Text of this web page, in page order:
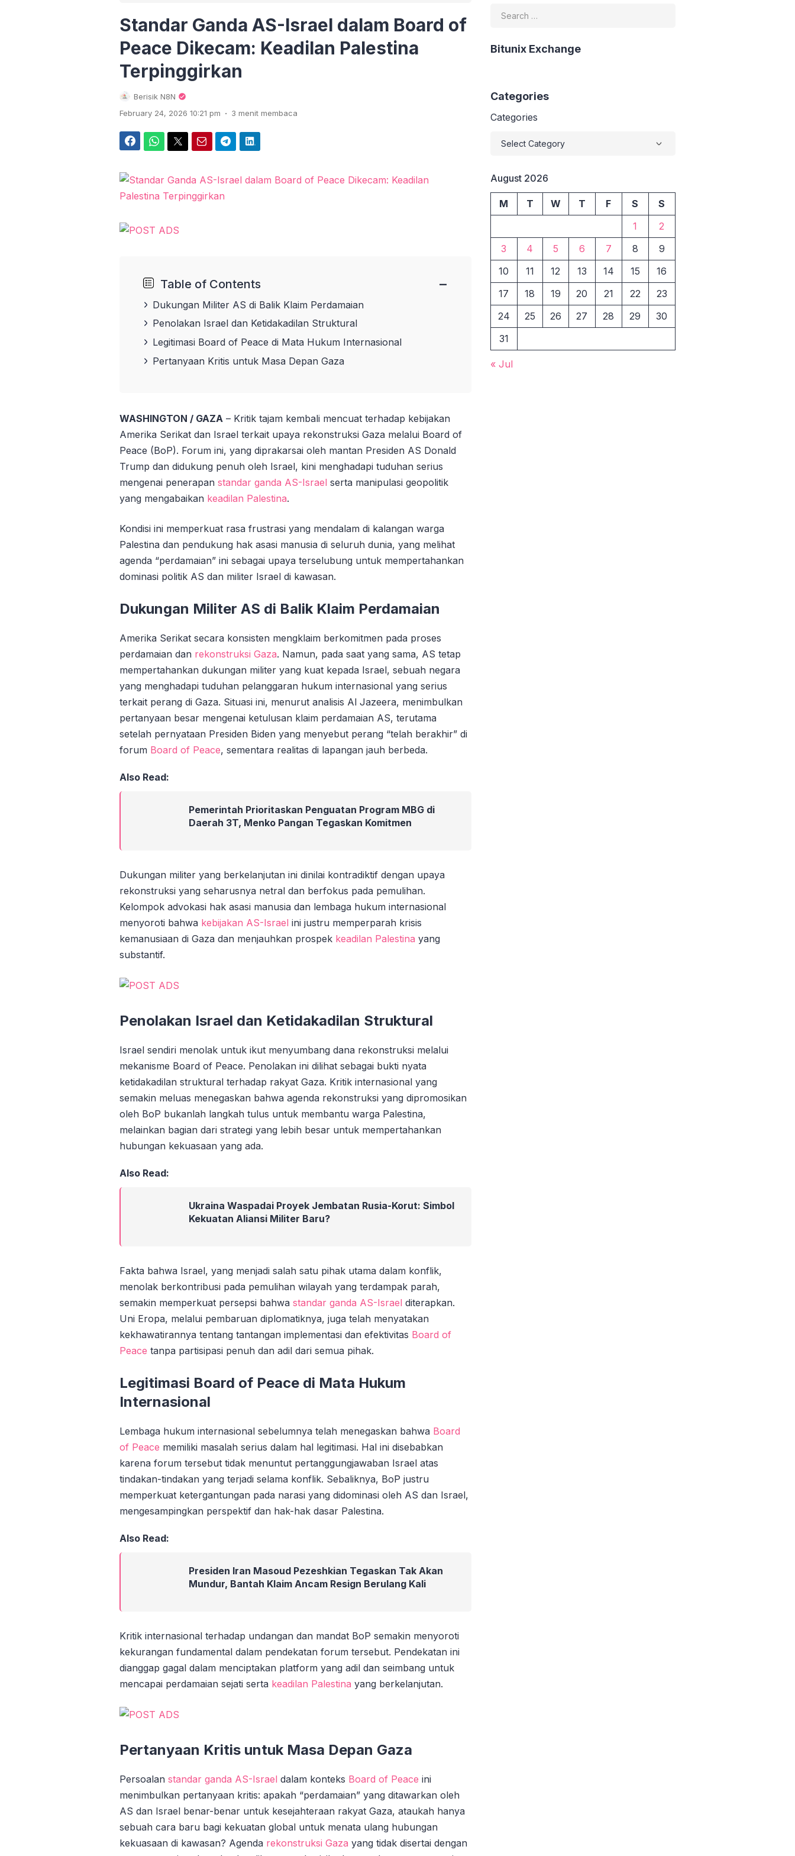
Standar Ganda AS-Israel dalam Board of
Peace Dikecam: Keadilan Palestina
Terpinggirkan
Berisik N8N
February 24, 2026 10:21 pm . 3 menit membaca
Table of Contents −
Dukungan Militer AS di Balik Klaim Perdamaian
Penolakan Israel dan Ketidakadilan Struktural
Legitimasi Board of Peace di Mata Hukum Internasional
Pertanyaan Kritis untuk Masa Depan Gaza
WASHINGTON / GAZA – Kritik tajam kembali mencuat terhadap kebijakan
Amerika Serikat dan Israel terkait upaya rekonstruksi Gaza melalui Board of
Peace (BoP). Forum ini, yang diprakarsai oleh mantan Presiden AS Donald
Trump dan didukung penuh oleh Israel, kini menghadapi tuduhan serius
mengenai penerapan standar ganda AS-Israel serta manipulasi geopolitik
yang mengabaikan keadilan Palestina.
Kondisi ini memperkuat rasa frustrasi yang mendalam di kalangan warga
Palestina dan pendukung hak asasi manusia di seluruh dunia, yang melihat
agenda “perdamaian” ini sebagai upaya terselubung untuk mempertahankan
dominasi politik AS dan militer Israel di kawasan.
Dukungan Militer AS di Balik Klaim Perdamaian
Amerika Serikat secara konsisten mengklaim berkomitmen pada proses
perdamaian dan rekonstruksi Gaza. Namun, pada saat yang sama, AS tetap
mempertahankan dukungan militer yang kuat kepada Israel, sebuah negara
yang menghadapi tuduhan pelanggaran hukum internasional yang serius
terkait perang di Gaza. Situasi ini, menurut analisis Al Jazeera, menimbulkan
pertanyaan besar mengenai ketulusan klaim perdamaian AS, terutama
setelah pernyataan Presiden Biden yang menyebut perang “telah berakhir” di
forum Board of Peace, sementara realitas di lapangan jauh berbeda.
Also Read:
Pemerintah Prioritaskan Penguatan Program MBG di
Daerah 3T, Menko Pangan Tegaskan Komitmen
Dukungan militer yang berkelanjutan ini dinilai kontradiktif dengan upaya
rekonstruksi yang seharusnya netral dan berfokus pada pemulihan.
Kelompok advokasi hak asasi manusia dan lembaga hukum internasional
menyoroti bahwa kebijakan AS-Israel ini justru memperparah krisis
kemanusiaan di Gaza dan menjauhkan prospek keadilan Palestina yang
substantif.
Penolakan Israel dan Ketidakadilan Struktural
Israel sendiri menolak untuk ikut menyumbang dana rekonstruksi melalui
mekanisme Board of Peace. Penolakan ini dilihat sebagai bukti nyata
ketidakadilan struktural terhadap rakyat Gaza. Kritik internasional yang
semakin meluas menegaskan bahwa agenda rekonstruksi yang dipromosikan
oleh BoP bukanlah langkah tulus untuk membantu warga Palestina,
melainkan bagian dari strategi yang lebih besar untuk mempertahankan
hubungan kekuasaan yang ada.
Also Read:
Ukraina Waspadai Proyek Jembatan Rusia-Korut: Simbol
Kekuatan Aliansi Militer Baru?
Fakta bahwa Israel, yang menjadi salah satu pihak utama dalam konflik,
menolak berkontribusi pada pemulihan wilayah yang terdampak parah,
semakin memperkuat persepsi bahwa standar ganda AS-Israel diterapkan.
Uni Eropa, melalui pembaruan diplomatiknya, juga telah menyatakan
kekhawatirannya tentang tantangan implementasi dan efektivitas Board of
Peace tanpa partisipasi penuh dan adil dari semua pihak.
Legitimasi Board of Peace di Mata Hukum
Internasional
Lembaga hukum internasional sebelumnya telah menegaskan bahwa Board
of Peace memiliki masalah serius dalam hal legitimasi. Hal ini disebabkan
karena forum tersebut tidak menuntut pertanggungjawaban Israel atas
tindakan-tindakan yang terjadi selama konflik. Sebaliknya, BoP justru
memperkuat ketergantungan pada narasi yang didominasi oleh AS dan Israel,
mengesampingkan perspektif dan hak-hak dasar Palestina.
Also Read:
Presiden Iran Masoud Pezeshkian Tegaskan Tak Akan
Mundur, Bantah Klaim Ancam Resign Berulang Kali
Kritik internasional terhadap undangan dan mandat BoP semakin menyoroti
kekurangan fundamental dalam pendekatan forum tersebut. Pendekatan ini
dianggap gagal dalam menciptakan platform yang adil dan seimbang untuk
mencapai perdamaian sejati serta keadilan Palestina yang berkelanjutan.
Pertanyaan Kritis untuk Masa Depan Gaza
Persoalan standar ganda AS-Israel dalam konteks Board of Peace ini
menimbulkan pertanyaan kritis: apakah “perdamaian” yang ditawarkan oleh
AS dan Israel benar-benar untuk kesejahteraan rakyat Gaza, ataukah hanya
sebuah cara baru bagi kekuatan global untuk menata ulang hubungan
kekuasaan di kawasan? Agenda rekonstruksi Gaza yang tidak disertai dengan
Bitunix Exchange
Categories
Categories
August 2026
M T W T F S
S
1
2
3
4 5 6 7 8
9
10
11 12 13 14 15
16
17
18 19 20 21 22
23
24
25 26 27 28 29
30
31
« Jul